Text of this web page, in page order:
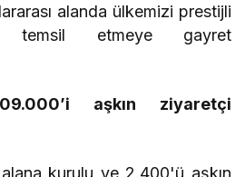
alanda ülkemizi prestijli
temsil etmeye gayret
aşkın ziyaretçi
kurulu ve 2.400'ü aşkın